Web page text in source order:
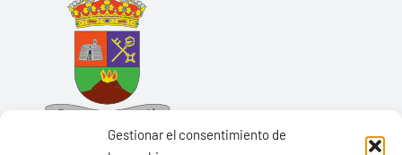
Gestionar el consentimiento de